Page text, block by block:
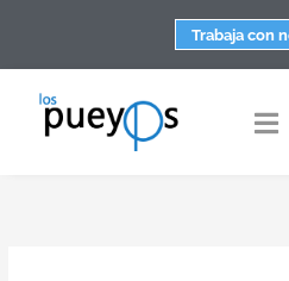
contenido
Trabaja con